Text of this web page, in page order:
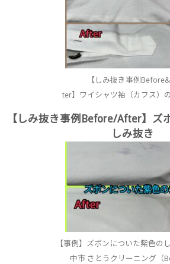
【しみ抜き事例
ter】ワイシャツ袖（カフス）
【しみ抜き事例Before/After】ズ
しみ抜き
【事例】ズボンについた紫色の
中市 さとうクリーニング（